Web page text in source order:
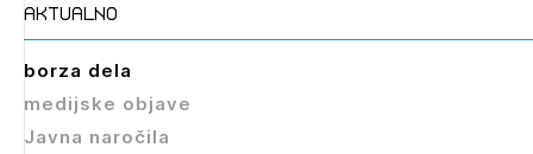
aktualno
borza dela
medijske objave
Javna naročila